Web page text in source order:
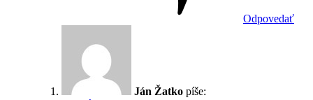
Odpovedať
Ján Žatko píše: